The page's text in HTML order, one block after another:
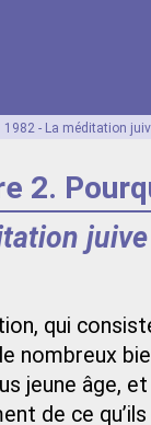
1982 - La méditation
2.
juive
qui
nombreux
jeune âge,
de ce